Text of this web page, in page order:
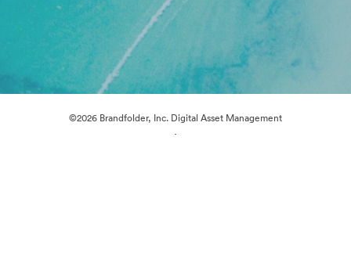
©2026 Brandfolder, Inc. Digital Asset Management
·